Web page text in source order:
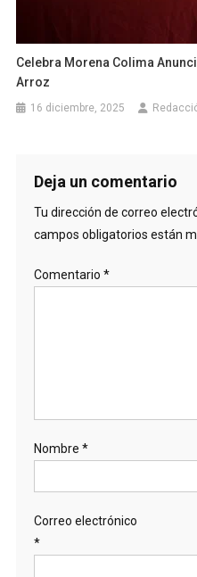
Celebra Morena Colima
Arroz
16 diciembre, 2025
Deja un comentario
Tu dirección de correo
campos obligatorios están
Comentario *
Nombre *
Correo electrónico
*